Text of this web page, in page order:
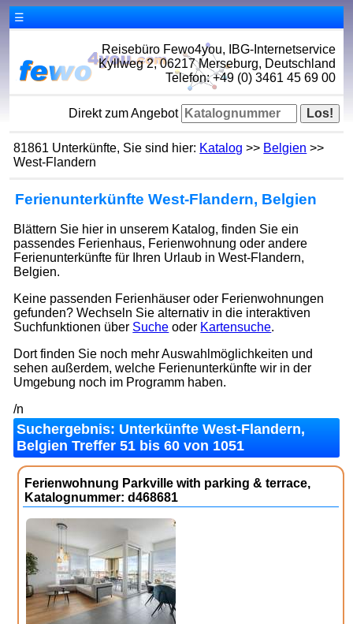
☰
Reisebüro Fewo4you, IBG-Internetservice
Kyllweg 2, 06217 Merseburg, Deutschland
Telefon: +49 (0) 3461 45 69 00
Direkt zum Angebot
81861 Unterkünfte, Sie sind hier: Katalog >> Belgien >>
West-Flandern
Ferienunterkünfte West-Flandern, Belgien
Blättern Sie hier in unserem Katalog, finden Sie ein
passendes Ferienhaus, Ferienwohnung oder andere
Ferienunterkünfte für Ihren Urlaub in West-Flandern,
Belgien.
Keine passenden Ferienhäuser oder Ferienwohnungen
gefunden? Wechseln Sie alternativ in die interaktiven
Suchfunktionen über Suche oder Kartensuche.
Dort finden Sie noch mehr Auswahlmöglichkeiten und
sehen außerdem, welche Ferienunterkünfte wir in der
Umgebung noch im Programm haben.
/n
Suchergebnis: Unterkünfte West-Flandern,
Belgien Treffer 51 bis 60 von 1051
Ferienwohnung Parkville with parking & terrace,
Katalognummer: d468681